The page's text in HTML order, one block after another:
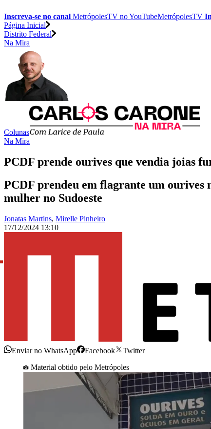
Inscreva-se no canal MetrópolesTV noYouTubeMetrópolesTV
Página Inicial
Distrito Federal
Na Mira
Colunas
Na Mira
PCDF prende ourives que vendia joias
PCDF prendeu em flagrante um ourives
mulher no Sudoeste
Jonatas Martins, Mirelle Pinheiro
17/12/2024 13:10
Enviar no WhatsApp Facebook
Twitter
Material obtido pelo Metrópoles